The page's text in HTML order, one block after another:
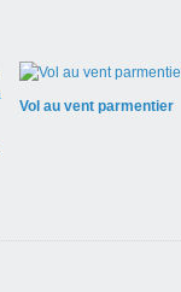
Vol au vent parmentier